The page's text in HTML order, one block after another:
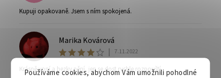
Kupuji opakovaně. Jsem s ním spokojená.
MK
Marika Kovárová
| 7.11.2022
Krásně voní a hezky pění, jen se dost rychle rozpouští.
Používáme cookies, abychom Vám umožnili pohodlné